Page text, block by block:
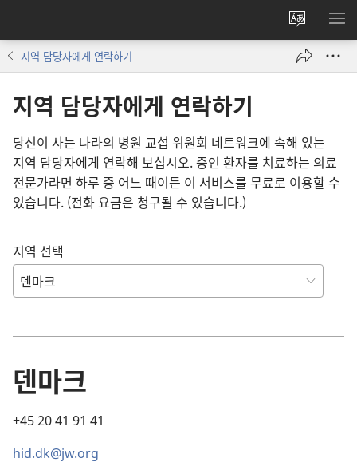
사이트
언어
변경
메
지역 담당자에게 연락하기
지역 담당자에게 연락하기
당신이 사는 나라의 병원 교섭 위원회 네트워크에 속해 있는
지역 담당자에게 연락해 보십시오. 증인 환자를 치료하는 의료
전문가라면 하루 중 어느 때이든 이 서비스를 무료로 이용할 수
있습니다. (전화 요금은 청구될 수 있습니다.)
지역 선택
덴마크
+45 20 41 91 41
hid.dk@jw.org